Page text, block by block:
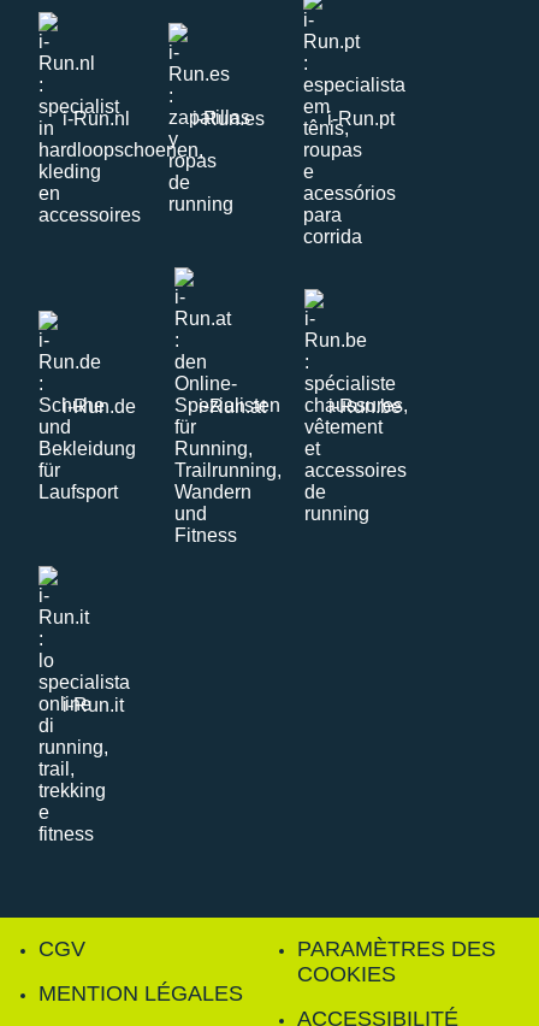
i-Run.nl i-Run.es i-Run.pt
i-Run.de i-Run.at i-Run.be
i-Run.it
CGV
MENTION LÉGALES
PARAMÈTRES DES
COOKIES
ACCESSIBILITÉ